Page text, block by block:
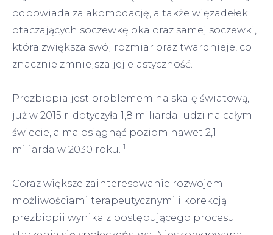
odpowiada za akomodację, a także więzadełek
otaczających soczewkę oka oraz samej soczewki,
która zwiększa swój rozmiar oraz twardnieje, co
znacznie zmniejsza jej elastyczność.
Prezbiopia jest problemem na skalę światową,
już w 2015 r. dotyczyła 1,8 miliarda ludzi na całym
świecie, a ma osiągnąć poziom nawet 2,1
miliarda w 2030 roku. 1
Coraz większe zainteresowanie rozwojem
możliwościami terapeutycznymi i korekcją
prezbiopii wynika z postępującego procesu